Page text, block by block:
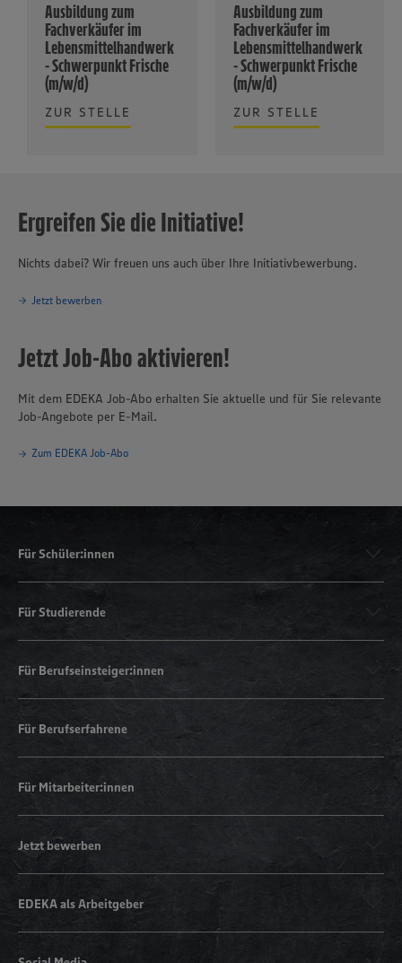
Ausbildung zum
Fachverkäufer im
Lebensmittelhandwerk
- Schwerpunkt Frische
(m/w/d)
ZUR STELLE
Ausbildung zum
Fachverkäufer im
Lebensmittelhandwerk
- Schwerpunkt Frische
(m/w/d)
ZUR STELLE
Ergreifen Sie die Initiative!
Nichts dabei? Wir freuen uns auch über Ihre Initiativbewerbung.
Jetzt bewerben
Jetzt Job-Abo aktivieren!
Mit dem EDEKA Job-Abo erhalten Sie aktuelle und für Sie relevante
Job-Angebote per E-Mail.
Zum EDEKA Job-Abo
Für Schüler:innen
Für Studierende
Für Berufseinsteiger:innen
Für Berufserfahrene
Für Mitarbeiter:innen
Jetzt bewerben
EDEKA als Arbeitgeber